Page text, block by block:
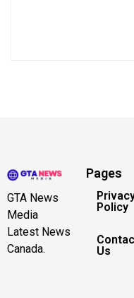
GTA News
Media
Latest News
Canada.
Pages
Policy
Us